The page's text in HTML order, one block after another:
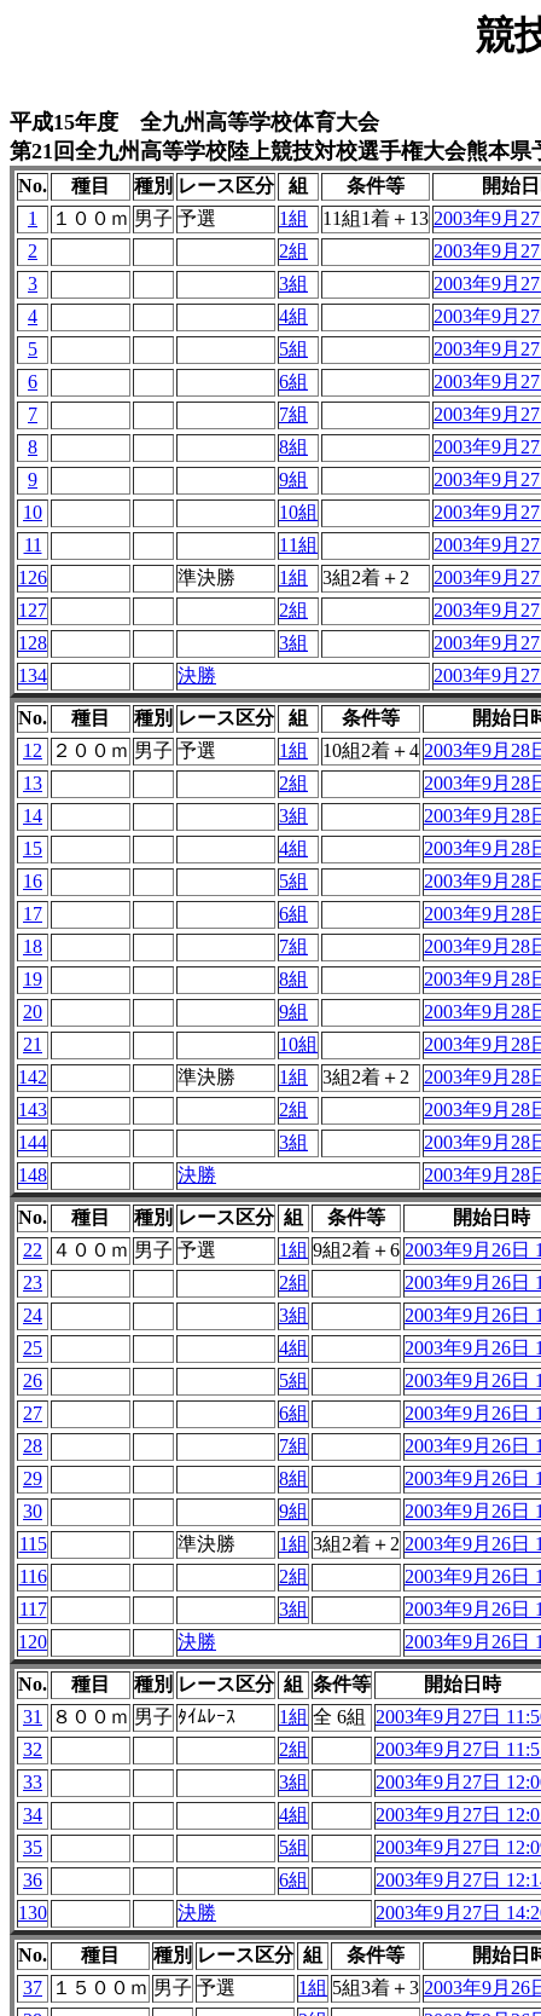
競
平成15年度 全九州高等学校体育大会
第21回全九州高等学校陸上競技対校選手権大会熊本県
No. 種目 種別 レース区分 組 条件等
開始
1
１００ｍ 男子 予選 1組 11組1着＋13 2003年9月
2
2組
2003年9月
3
3組
2003年9月
4
4組
2003年9月
5
5組
2003年9月
6
6組
2003年9月
7
7組
2003年9月
8
8組
2003年9月
9
9組
2003年9月
10
10組
2003年9月
11
11組
2003年9月
126
準決勝 1組 3組2着＋2
2003年9月
127
2組
2003年9月
128
3組
2003年9月
134
決勝 2003年9月
No. 種目 種別 レース区分 組 条件等
開始日
12
２００ｍ 男子 予選 1組 10組2着＋4 2003年9月28
13
2組
2003年9月28
14
3組
2003年9月28
15
4組
2003年9月28
16
5組
2003年9月28
17
6組
2003年9月28
18
7組
2003年9月28
19
8組
2003年9月28
20
9組
2003年9月28
21
10組
2003年9月28
142
準決勝 1組 3組2着＋2
2003年9月28
143
2組
2003年9月28
144
3組
2003年9月28
148
決勝 2003年9月28
No. 種目 種別 レース区分 組 条件等
開始日時
22
４００ｍ 男子 予選 1組 9組2着＋6 2003年9月26日
23
2組
2003年9月26日
24
3組
2003年9月26日
25
4組
2003年9月26日
26
5組
2003年9月26日
27
6組
2003年9月26日
28
7組
2003年9月26日
29
8組
2003年9月26日
30
9組
2003年9月26日
115
準決勝 1組 3組2着＋2 2003年9月26日
116
2組
2003年9月26日
117
3組
2003年9月26日
120
決勝 2003年9月26日
No. 種目 種別 レース区分 組 条件等
開始日時
31
８００ｍ 男子 ﾀｲﾑﾚｰｽ 1組 全 6組
2003年9月27日
32
2組
2003年9月27日
33
3組
2003年9月27日
34
4組
2003年9月27日
35
5組
2003年9月27日
36
6組
2003年9月27日
130
決勝 2003年9月27日
No. 種目 種別 レース区分 組 条件等
開始日
37
１５００ｍ 男子 予選 1組 5組3着＋3 2003年9月26